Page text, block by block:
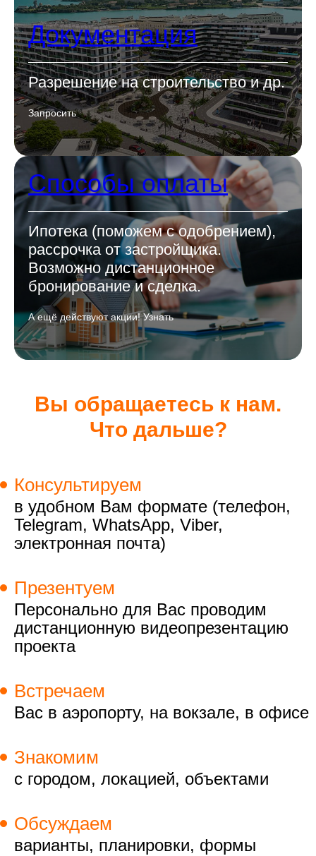
Документация
Разрешение на строительство и др.
Запросить
Способы оплаты
Ипотека (поможем с одобрением),
рассрочка от застройщика.
Возможно дистанционное
бронирование и сделка.
А ещё действуют акции! Узнать
Вы обращаетесь к нам.
Что дальше?
Консультируем
в удобном Вам формате (телефон,
Telegram, WhatsApp, Viber,
электронная почта)
Презентуем
Персонально для Вас проводим
дистанционную видеопрезентацию
проекта
Встречаем
Вас в аэропорту, на вокзале, в офисе
Знакомим
с городом, локацией, объектами
Обсуждаем
варианты, планировки, формы